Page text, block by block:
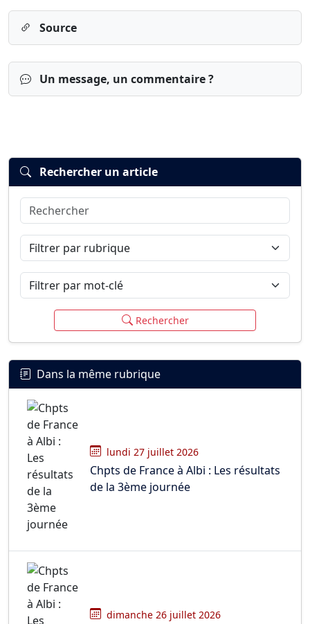
Source
Un message, un commentaire ?
Connexion
Rechercher un article
Rechercher
Filtrer par rubrique
Filtrer par mot-clé
Rechercher
Dans la même rubrique
lundi 27 juillet 2026
Chpts de France à Albi : Les résultats
de la 3ème journée
dimanche 26 juillet 2026